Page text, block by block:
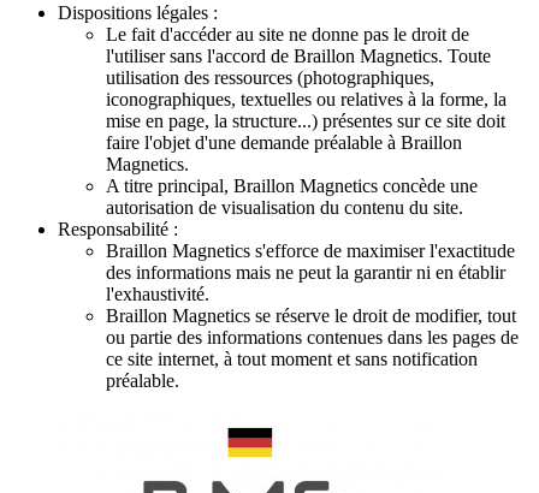
Dispositions légales :
Le fait d'accéder au site ne donne pas le droit de
l'utiliser sans l'accord de Braillon Magnetics. Toute
utilisation des ressources (photographiques,
iconographiques, textuelles ou relatives à la forme, la
mise en page, la structure...) présentes sur ce site doit
faire l'objet d'une demande préalable à Braillon
Magnetics.
A titre principal, Braillon Magnetics concède une
autorisation de visualisation du contenu du site.
Responsabilité :
Braillon Magnetics s'efforce de maximiser l'exactitude
des informations mais ne peut la garantir ni en établir
l'exhaustivité.
Braillon Magnetics se réserve le droit de modifier, tout
ou partie des informations contenues dans les pages de
ce site internet, à tout moment et sans notification
préalable.